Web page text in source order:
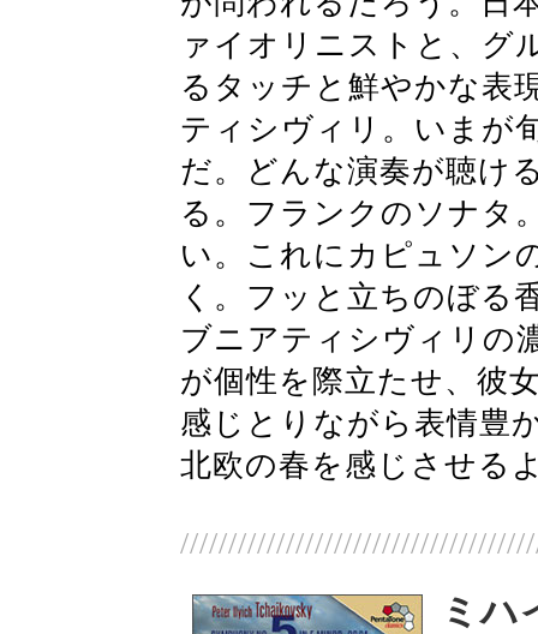
ァイオリニストと、グ
るタッチと鮮やかな表
ティシヴィリ。いまが
だ。どんな演奏が聴け
る。フランクのソナ
い。これにカピュソン
く。フッと立ちのぼる
ブニアティシヴィリの
が個性を際立たせ、彼
感じとりながら表情豊
北欧の春を感じさせる
ミハ